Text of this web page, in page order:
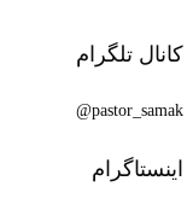
کانال تلگرام
pastor_samak@
اینستاگرام